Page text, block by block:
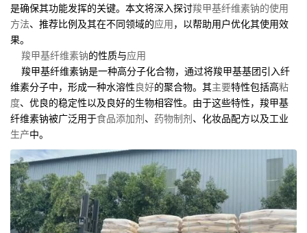
是确保其功能发挥的关键。本文将深入探讨羧甲基纤维素钠的使用
方法、推荐比例及其在不同领域的应用 ，以帮助用户优化其使用效
果。
羧甲基纤维素钠的性质与应用
羧甲基纤维素钠是一种高分子化合物，通过将羧甲基基团引入纤
维素分子中，形成一种水溶性良好的聚合物。其主要特性包括高粘
度、优良的稳定性以及良好的生物相容性。由于这些特性，羧甲基
纤维素钠被广泛用于食品添加剂 、 药物制剂 、化妆品配方以及工业
生产中。